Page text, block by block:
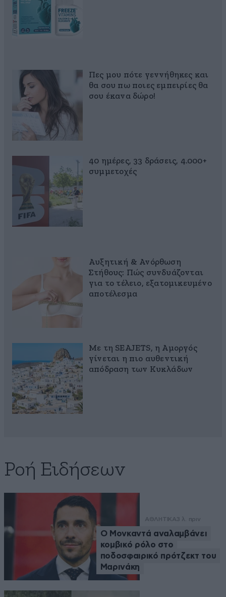
Πες μου πότε γεννήθηκες και
θα σου πω ποιες εμπειρίες θα
σου έκανα δώρο!
40 ημέρες, 33 δράσεις, 4.000+
συμμετοχές
Αυξητική & Ανόρθωση
Στήθους: Πώς συνδυάζονται
για το τέλειο, εξατομικευμένο
αποτέλεσμα
Με τη SEAJETS, η Αμοργός
γίνεται η πιο αυθεντική
απόδραση των Κυκλάδων
Ροή Ειδήσεων
ΑΘΛΗΤΙΚΑ3 λ. πριν
Ο Μονκαντά αναλαμβάνει
κομβικό ρόλο στο
ποδοσφαιρικό πρότζεκτ του
Μαρινάκη